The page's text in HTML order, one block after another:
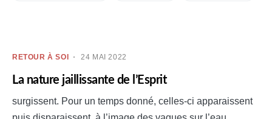
RETOUR À SOI 24 MAI 2022
La nature jaillissante de l’Esprit
surgissent. Pour un temps donné, celles-ci apparaissent